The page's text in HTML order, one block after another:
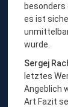
n
“
besonders
es ist
wurde.
Sergej
letztes
Angeblich
Art Fazit